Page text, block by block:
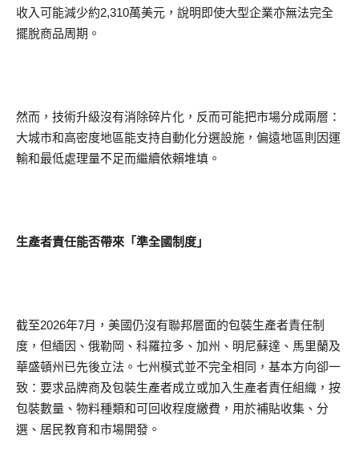
收入可能減少約2,310萬美元，說明即使大型企業亦無法完全
擺脫商品周期。
然而，技術升級沒有消除碎片化，反而可能把市場分成兩層：
大城市和高密度地區能支持自動化分選設施，偏遠地區則因運
輸和最低處理量不足而繼續依賴堆填。
生產者責任能否帶來「準全國制度」
截至2026年7月，美國仍沒有聯邦層面的包裝生產者責任制
度，但緬因、俄勒岡、科羅拉多、加州、明尼蘇達、馬里蘭及
華盛頓州已先後立法。七州模式並不完全相同，基本方向卻一
致：要求品牌商及包裝生產者成立或加入生產者責任組織，按
包裝數量、物料種類和可回收程度繳費，用於補貼收集、分
選、居民教育和市場開發。